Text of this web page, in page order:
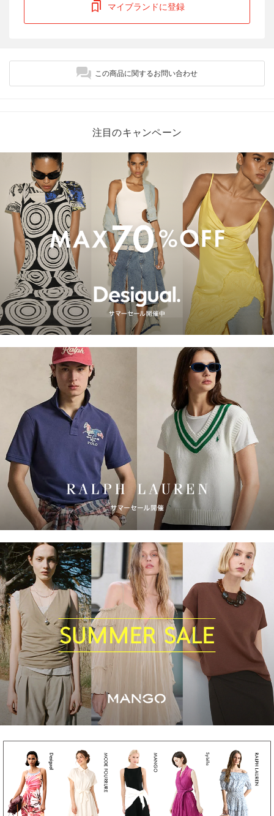
マイブランドに登録
この商品に関するお問い合わせ
注目のキャンペーン